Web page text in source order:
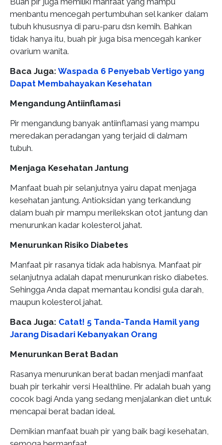
menbantu mencegah pertumbuhan sel kanker dalam
tubuh khususnya di paru-paru dsn kemih. Bahkan
tidak hanya itu, buah pir juga bisa mencegah kanker
ovarium wanita.
Baca Juga: Waspada 6 Penyebab Vertigo yang
Dapat Membahayakan Kesehatan
Mengandung Antiinflamasi
Pir mengandung banyak antiinflamasi yang mampu
meredakan peradangan yang terjaid di dalmam
tubuh.
Menjaga Kesehatan Jantung
Manfaat buah pir selanjutnya yairu dapat menjaga
kesehatan jantung. Antioksidan yang terkandung
dalam buah pir mampu merilekskan otot jantung dan
menurunkan kadar kolesterol jahat.
Menurunkan Risiko Diabetes
Manfaat pir rasanya tidak ada habisnya. Manfaat pir
selanjutnya adalah dapat menurunkan risko diabetes.
Sehingga Anda dapat memantau kondisi gula darah,
maupun kolesterol jahat.
Baca Juga: Catat! 5 Tanda-Tanda Hamil yang
Jarang Disadari Kebanyakan Orang
Menurunkan Berat Badan
Rasanya menurunkan berat badan menjadi manfaat
buah pir terkahir versi Healthline. Pir adalah buah yang
cocok bagi Anda yang sedang menjalankan diet untuk
mencapai berat badan ideal.
Demikian manfaat buah pir yang baik bagi kesehatan,